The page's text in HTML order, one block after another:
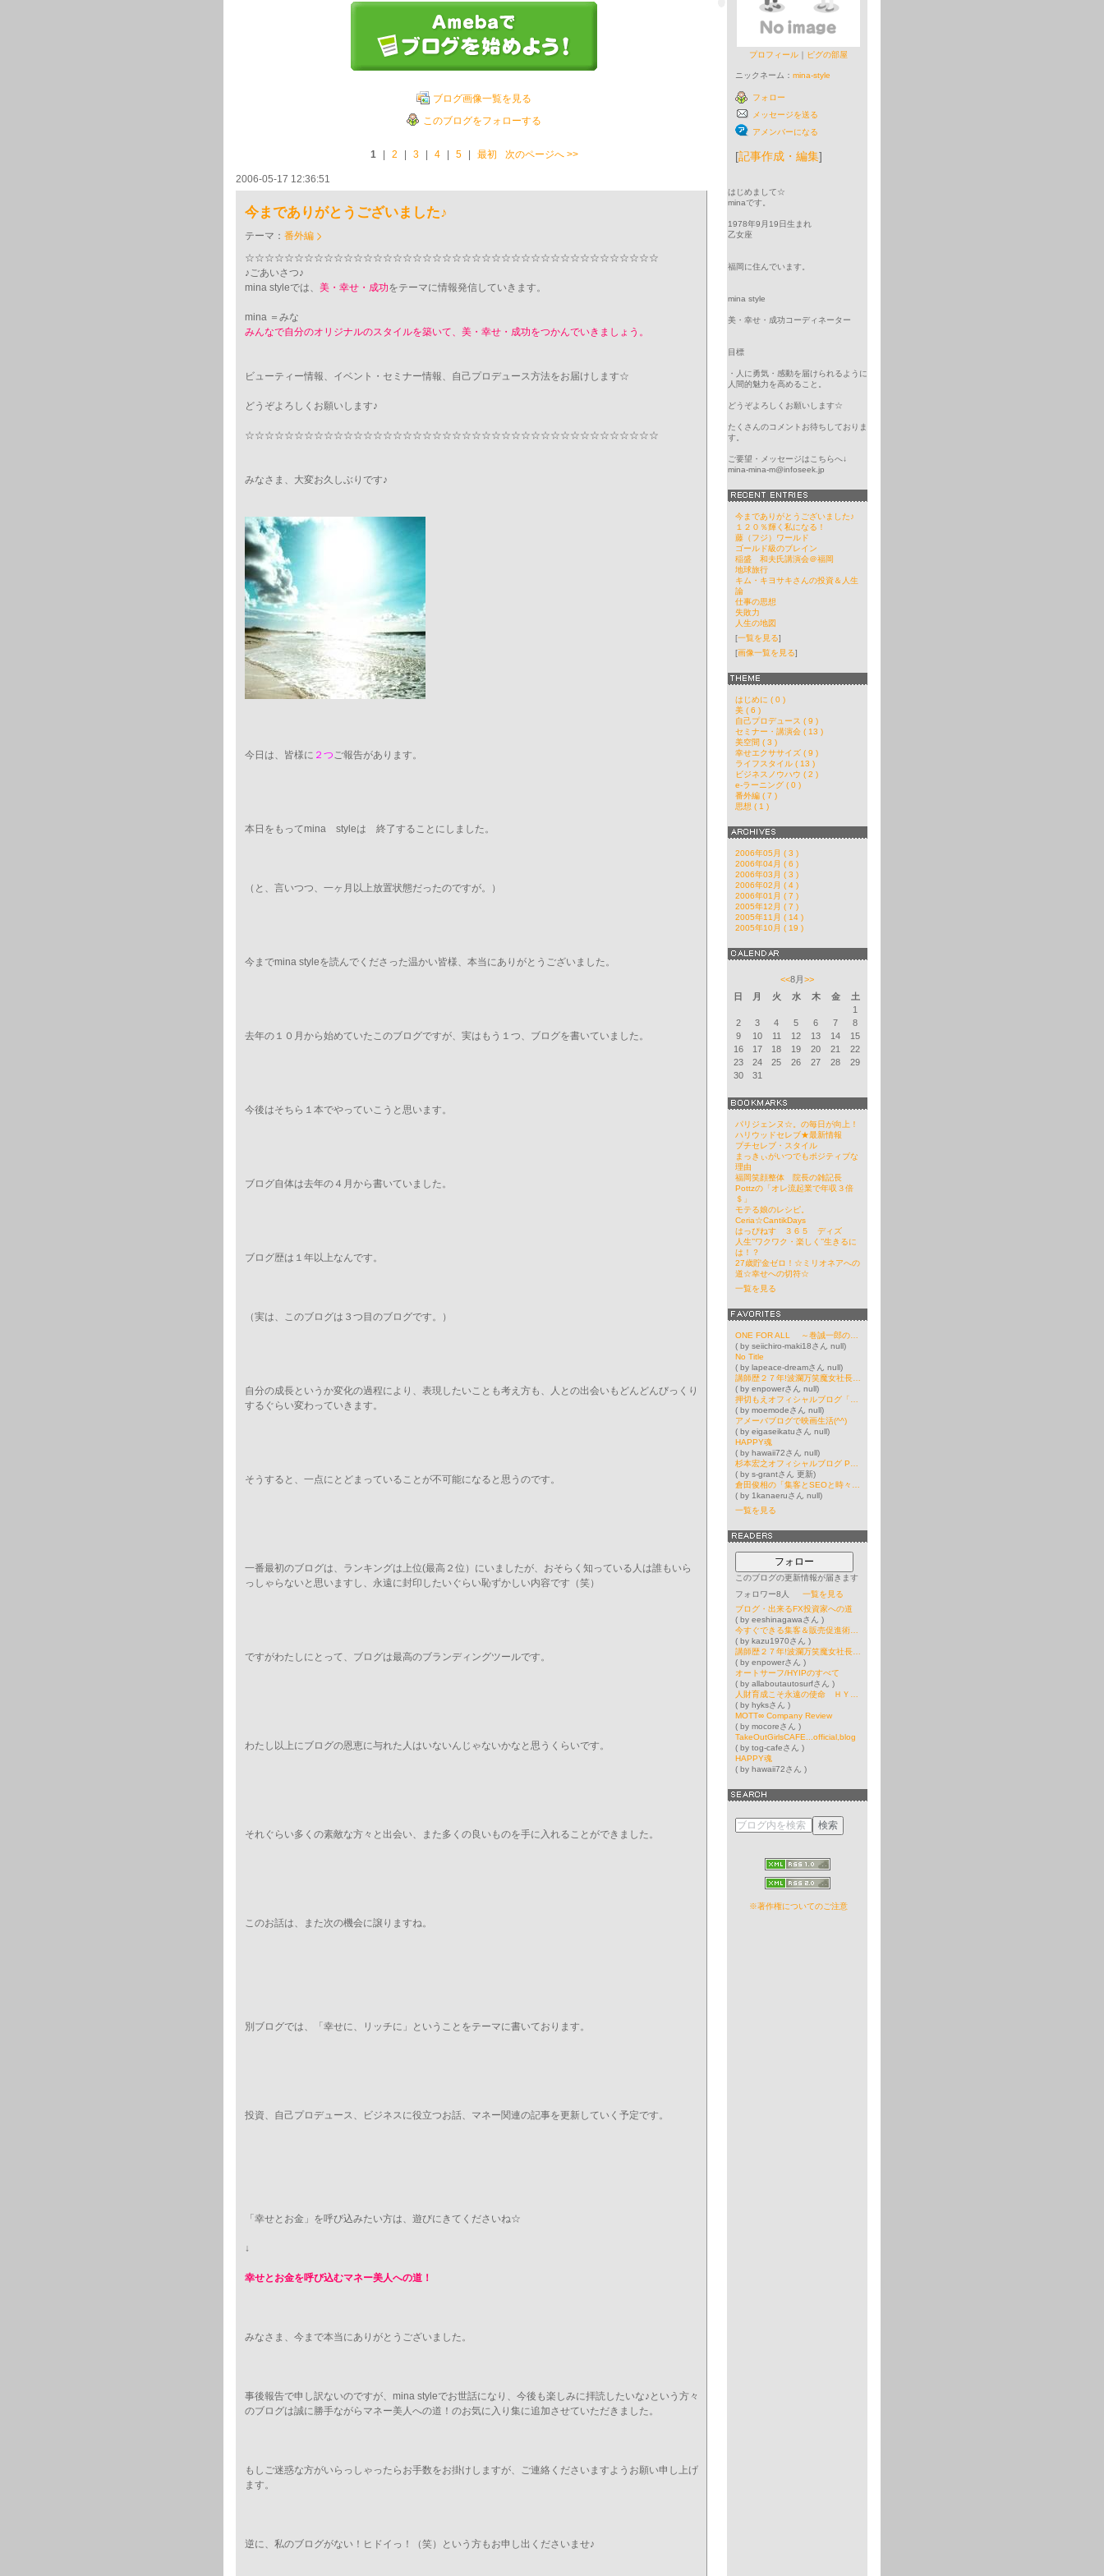
プロフィール ピグの部屋
ニックネーム： mina-style
フォロー
メッセージを送る
アメンバーになる
[記事作成・編集]
はじめまして☆
minaです。
1978年9月19日生まれ
乙女座
福岡に住んでいます。
mina style
美・幸せ・成功コーディネーター
目標
・人に勇気・感動を届けられるように
人間的魅力を高めること。
どうぞよろしくお願いします☆
たくさんのコメントお待ちしておりま
す。
ご要望・メッセージはこちらへ↓
mina-mina-m@infoseek.jp
今までありがとうございました♪
１２０％輝く私になる！
藤（フジ）ワールド
ゴールド級のブレイン
稲盛 和夫氏講演会＠福岡
地球旅行
キム・キヨサキさんの投資＆人生
論
仕事の思想
失敗力
人生の地図
[一覧を見る]
[画像一覧を見る]
はじめに ( 0 )
美 ( 6 )
自己プロデュース ( 9 )
セミナー・講演会 ( 13 )
美空間 ( 3 )
幸せエクササイズ ( 9 )
ライフスタイル ( 13 )
ビジネスノウハウ ( 2 )
e-ラーニング ( 0 )
番外編 ( 7 )
思想 ( 1 )
2006年05月 ( 3 )
2006年04月 ( 6 )
2006年03月 ( 3 )
2006年02月 ( 4 )
2006年01月 ( 7 )
2005年12月 ( 7 )
2005年11月 ( 14 )
2005年10月 ( 19 )
<<8月>>
日
月 火 水 木 金
土
1
2
3 4 5 6 7
8
9
10 11 12 13 14
15
16
17 18 19 20 21
22
23
24 25 26 27 28
29
30
31
パリジェンヌ☆。の毎日が向上！
ハリウッドセレブ★最新情報
プチセレブ・スタイル
まっきぃがいつでもポジティブな
理由
福岡笑顔整体 院長の雑記長
Pottzの「オレ流起業で年収３倍
＄」
モテる娘のレシピ。
Ceria☆CantikDays
はっぴねす ３６５ ディズ
人生’’ワクワク・楽しく’’生きるに
は！？
27歳貯金ゼロ！☆ミリオネアへの
道☆幸せへの切符☆
一覧を見る
( by seiichiro-maki18さん null)
No Title
( by lapeace-dreamさん null)
( by enpowerさん null)
( by moemodeさん null)
アメーバブログで映画生活(^^)
( by eigaseikatuさん null)
HAPPY魂
( by hawaii72さん null)
( by s-grantさん 更新)
( by 1kanaeruさん null)
一覧を見る
フォロー
このブログの更新情報が届きます
フォロワー8人
一覧を見る
ブログ・出来るFX投資家への道
( by eeshinagawaさん )
( by kazu1970さん )
( by enpowerさん )
オートサーフ/HYIPのすべて
( by allaboutautosurfさん )
( by hyksさん )
MOTT∞ Company Review
( by mocoreさん )
TakeOutGirlsCAFE...official,blog
( by tog-cafeさん )
HAPPY魂
( by hawaii72さん )
※著作権についてのご注意
ブログ画像一覧を見る
このブログをフォローする
1 2 3 4 5 最初 次のページへ>>
2006-05-17 12:36:51
今までありがとうございました♪
テーマ： 番外編
☆☆☆☆☆☆☆☆☆☆☆☆☆☆☆☆☆☆☆☆☆☆☆☆☆☆☆☆☆☆☆☆☆☆☆☆☆☆☆☆☆☆
♪ごあいさつ♪
mina styleでは、 美・幸せ・成功をテーマに情報発信していきます。
mina ＝みな
みんなで自分のオリジナルのスタイルを築いて、美・幸せ・成功をつかんでいきましょう。
ビューティー情報、イベント・セミナー情報、自己プロデュース方法をお届けします☆
どうぞよろしくお願いします♪
☆☆☆☆☆☆☆☆☆☆☆☆☆☆☆☆☆☆☆☆☆☆☆☆☆☆☆☆☆☆☆☆☆☆☆☆☆☆☆☆☆☆
みなさま、大変お久しぶりです♪
今日は、皆様に ２ つご報告があります。
本日をもってmina styleは 終了することにしました。
（と、言いつつ、一ヶ月以上放置状態だったのですが。）
今までmina styleを読んでくださった温かい皆様、本当にありがとうございました。
去年の１０月から始めていたこのブログですが、実はもう１つ、ブログを書いていました。
今後はそちら１本でやっていこうと思います。
ブログ自体は去年の４月から書いていました。
ブログ歴は１年以上なんです。
（実は、このブログは３つ目のブログです。）
自分の成長というか変化の過程により、表現したいことも考え方も、人との出会いもどんどんびっくり
するぐらい変わっていきます。
そうすると、一点にとどまっていることが不可能になると思うのです。
一番最初のブログは、ランキングは上位(最高２位）にいましたが、おそらく知っている人は誰もいら
っしゃらないと思いますし、永遠に封印したいぐらい恥ずかしい内容です（笑）
ですがわたしにとって、ブログは最高のブランディングツールです。
わたし以上にブログの恩恵に与れた人はいないんじゃないかなと思うくらいです。
それぐらい多くの素敵な方々と出会い、また多くの良いものを手に入れることができました。
このお話は、また次の機会に譲りますね。
別ブログでは、「幸せに、リッチに」ということをテーマに書いております。
投資、自己プロデュース、ビジネスに役立つお話、マネー関連の記事を更新していく予定です。
「幸せとお金」を呼び込みたい方は、遊びにきてくださいね☆
↓
幸せとお金を呼び込むマネー美人への道！
みなさま、今まで本当にありがとうございました。
事後報告で申し訳ないのですが、mina styleでお世話になり、今後も楽しみに拝読したいな♪という方々
のブログは誠に勝手ながらマネー美人への道！のお気に入り集に追加させていただきました。
もしご迷惑な方がいらっしゃったらお手数をお掛けしますが、ご連絡くださいますようお願い申し上げ
ます。
逆に、私のブログがない！ヒドイっ！（笑）という方もお申し出くださいませ♪